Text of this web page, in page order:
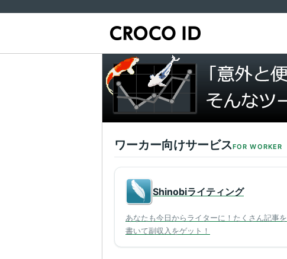
ワーカー向けサービスFOR WORKER
Shinobiライティング
あなたも今日からライターに！たくさん記事を
書いて副収入をゲット！